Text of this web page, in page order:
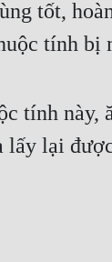
tốt,
tính bị
tính này,
lấy lại